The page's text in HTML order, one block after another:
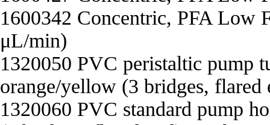
1600342 Concentric, PFA Low
μL/min)
1320050 PVC peristaltic pump
orange/yellow (3 bridges, flared
1320060 PVC standard pump